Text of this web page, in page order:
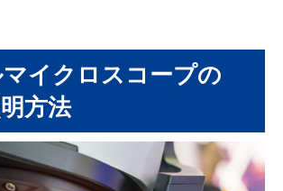
イクロスコープの
方法